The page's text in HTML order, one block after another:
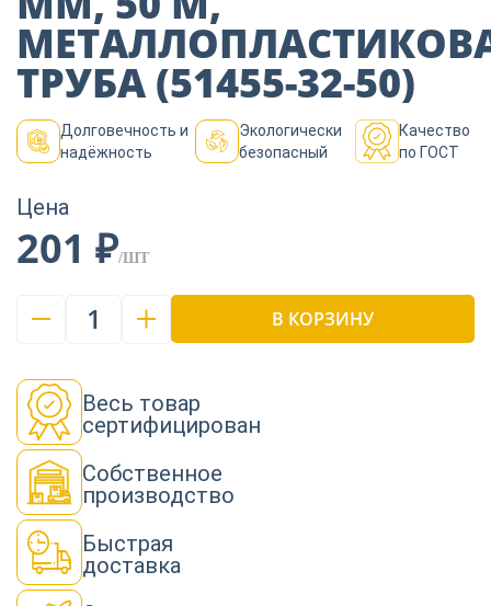
Пиломатериалы
Декор
Инструменты
Продукция из
Строительство
ТРУБА (51455-32-50)
Долговечность и
надёжность
Экологически
безопасный
Качество
по ГОСТ
Цена
201 ₽/ШТ
1 В КОРЗИНУ
Весь товар
сертифицирован
Собственное
производство
Быстрая
доставка